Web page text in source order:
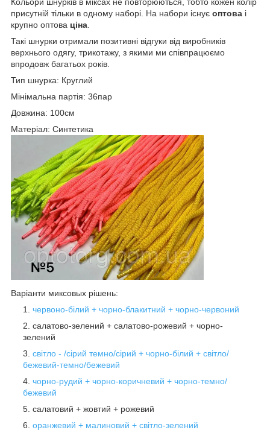
присутній тільки в одному наборі. На набори існує оптова і
крупно оптова ціна
Такі шнурки отримали позитивні відгуки від виробників
верхнього одягу, трикотажу, з якими ми співпрацюємо
впродовж багатьох років.
Тип шнурка: Круглий
Мінімальна партія: 36пар
Довжина: 100см
Матеріал: Синтетика
Варіанти миксовых рішень:
червоно-білий + чорно-блакитний + чорно-червоний
салатово-зелений + салатово-рожевий + чорно-
зелений
світло - /сірий темно/сірий + чорно-білий + світло/
бежевий-темно/бежевий
чорно-рудий + чорно-коричневий + чорно-темно/
бежевий
салатовий + жовтий + рожевий
оранжевий + малиновий + світло-зелений